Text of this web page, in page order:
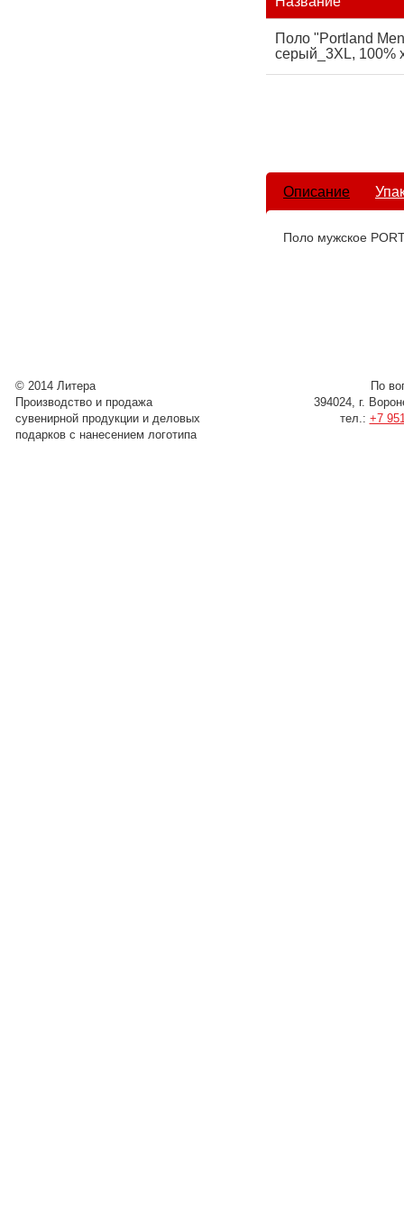
Поло "Portland
серый_3XL, 100%
Описание
Поло мужское
© 2014 Литера
Производство и продажа
сувенирной продукции и деловых
подарков с нанесением логотипа
По
394024, г.
тел.: +7